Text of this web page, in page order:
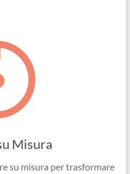
Misura
su misura per trasformare